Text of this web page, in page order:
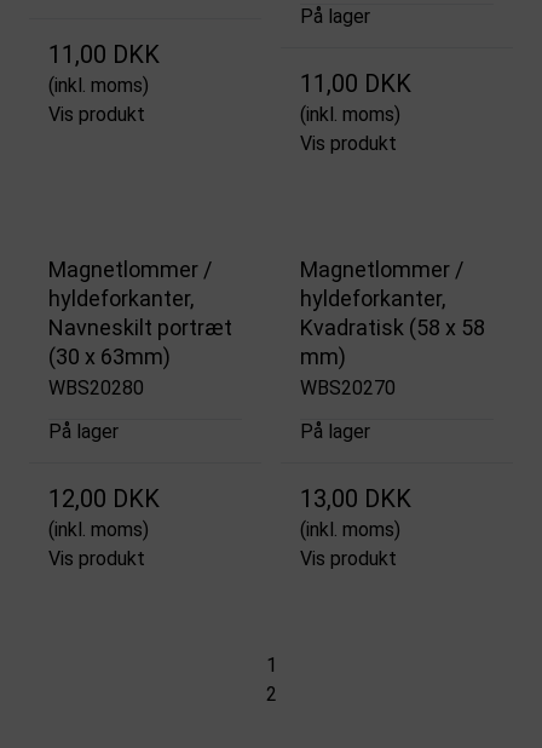
11,00 DKK
(inkl. moms)
Vis produkt
På lager
11,00 DKK
(inkl. moms)
Vis produkt
Magnetlommer /
hyldeforkanter,
Navneskilt portræt
(30 x 63mm)
WBS20280
På lager
12,00 DKK
(inkl. moms)
Vis produkt
Magnetlommer /
hyldeforkanter,
Kvadratisk (58 x 58
mm)
WBS20270
På lager
13,00 DKK
(inkl. moms)
Vis produkt
1
2